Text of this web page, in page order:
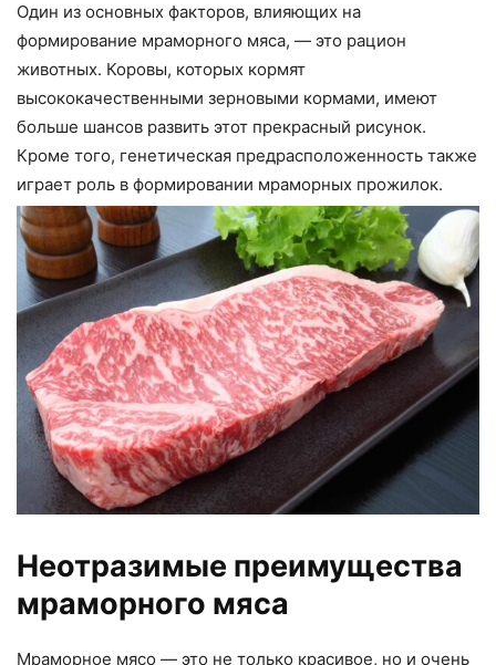
Один из основных факторов, влияющих на
формирование мраморного мяса, — это рацион
животных. Коровы, которых кормят
высококачественными зерновыми кормами, имеют
больше шансов развить этот прекрасный рисунок.
Кроме того, генетическая предрасположенность также
играет роль в формировании мраморных прожилок.
Неотразимые преимущества
мраморного мяса
Мраморное мясо — это не только красивое, но и очень